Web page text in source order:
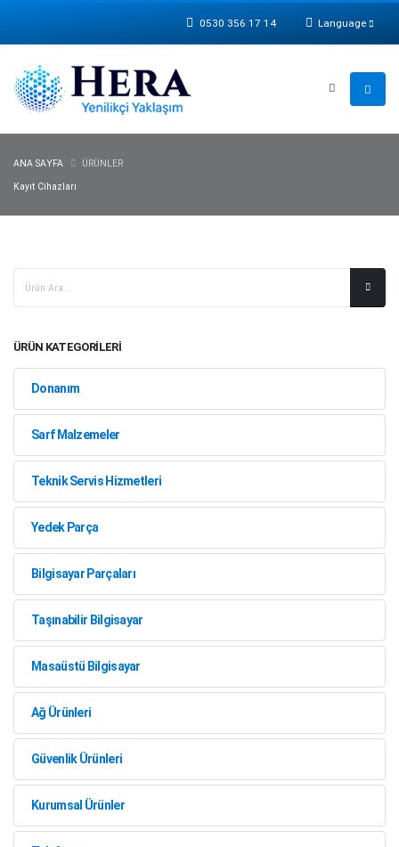
0530 356 17 14 Language
Kayıt Cihazları
ANA SAYFA ÜRÜNLER
ÜRÜN KATEGORİLERİ
Donanım
Sarf Malzemeler
Teknik Servis Hizmetleri
Yedek Parça
Bilgisayar Parçaları
Taşınabilir Bilgisayar
Masaüstü Bilgisayar
Ağ Ürünleri
Güvenlik Ürünleri
Kurumsal Ürünler